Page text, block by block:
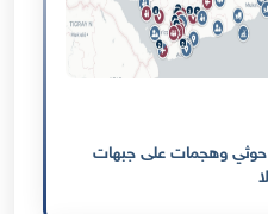
حوثي وهجمات على جبهات